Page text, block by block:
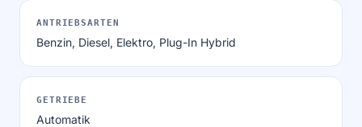
ANTRIEBSARTEN
Benzin, Diesel, Elektro, Plug-In Hybrid
GETRIEBE
Automatik